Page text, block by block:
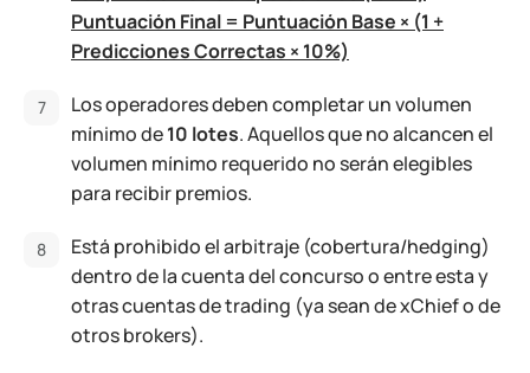
Puntuación Final = Puntuación Base × (1 +
Predicciones Correctas × 10%)
Los operadores deben completar un volumen
mínimo de10 lotes. Aquellos que no alcancen el
volumen mínimo requerido no serán elegibles
para recibir premios.
Está prohibido el arbitraje (cobertura/hedging)
dentro de la cuenta del concurso o entre esta y
otras cuentas de trading (ya sean de xChief o de
otros brokers).